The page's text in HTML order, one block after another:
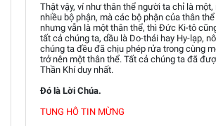
Thật vậy, ví như thân thể người ta chỉ là
nhiều bộ phận, mà các bộ phận của thân thể
nhưng vẫn là một thân thể, thì Đức Ki-tô
tất cả chúng ta, dầu là Do-thái hay Hy-lạp,
chúng ta đều đã chịu phép rửa trong cùng
trở nên một thân thể. Tất cả chúng ta đã
Thần Khí duy nhất.
Đó là Lời Chúa.
TUNG HÔ TIN MỪNG